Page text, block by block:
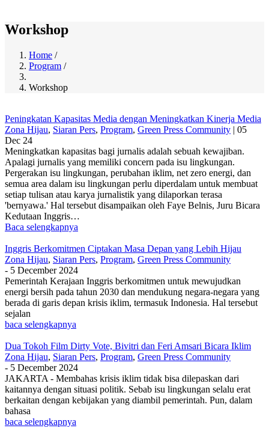
Workshop
Breadcrumb
Home /
Program /
Workshop
Peningkatan Kapasitas Media dengan Meningkatkan Kinerja Media
Zona Hijau, Siaran Pers, Program, Green Press Community | 05
Dec 24
Meningkatkan kapasitas bagi jurnalis adalah sebuah kewajiban.
Apalagi jurnalis yang memiliki concern pada isu lingkungan.
Pergerakan isu lingkungan, perubahan iklim, net zero energi, dan
semua area dalam isu lingkungan perlu diperdalam untuk membuat
setiap tulisan atau karya jurnalistik yang dilaporkan terasa
'bernyawa.' Hal tersebut disampaikan oleh Faye Belnis, Juru Bicara
Kedutaan Inggris…
Baca selengkapnya
Inggris Berkomitmen Ciptakan Masa Depan yang Lebih Hijau
Zona Hijau, Siaran Pers, Program, Green Press Community
- 5 December 2024
Pemerintah Kerajaan Inggris berkomitmen untuk mewujudkan
energi bersih pada tahun 2030 dan mendukung negara-negara yang
berada di garis depan krisis iklim, termasuk Indonesia. Hal tersebut
sejalan
baca selengkapnya
Dua Tokoh Film Dirty Vote, Bivitri dan Feri Amsari Bicara Iklim
Zona Hijau, Siaran Pers, Program, Green Press Community
- 5 December 2024
JAKARTA - Membahas krisis iklim tidak bisa dilepaskan dari
kaitannya dengan situasi politik. Sebab isu lingkungan selalu erat
berkaitan dengan kebijakan yang diambil pemerintah. Pun, dalam
bahasa
baca selengkapnya